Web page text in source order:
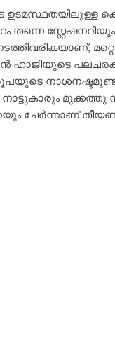
തന്നെ
ഹാജിയുടെ
മുക്കത്തു
ചേർന്നാണ്